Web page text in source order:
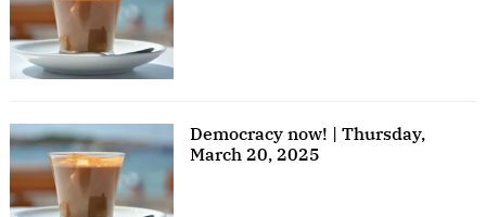
Democracy now! | Thursday,
March 20, 2025